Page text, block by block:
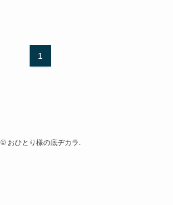
1
©おひとり様の底ヂカラ.